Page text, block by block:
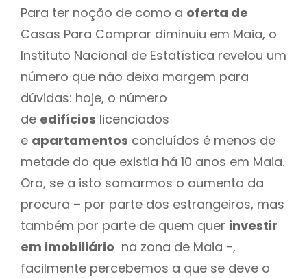
Para ter noção de como a oferta de
Casas Para Comprar diminuiu em Maia, o
Instituto Nacional de Estatística revelou um
número que não deixa margem para
dúvidas: hoje, o número
de edifícios licenciados
e apartamentos concluídos é menos de
metade do que existia há 10 anos em Maia.
Ora, se a isto somarmos o aumento da
procura – por parte dos estrangeiros, mas
também por parte de quem quer investir
em imobiliário na zona de Maia -,
facilmente percebemos a que se deve o